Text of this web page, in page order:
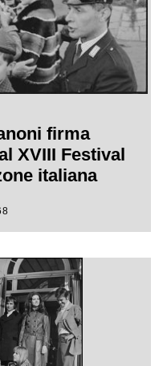
firma
XVIII Festival
italiana